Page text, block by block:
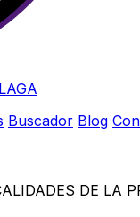
Buscador Blog
DE LA